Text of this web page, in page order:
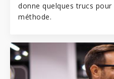
donne quelques trucs
méthode.